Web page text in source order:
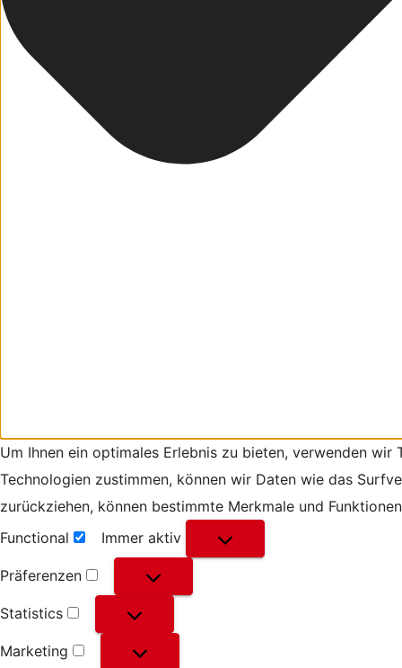
Um Ihnen ein optimales Erlebnis zu bieten, verwenden
Technologien zustimmen, können wir Daten wie das
zurückziehen, können bestimmte Merkmale und
Functional
Functional
Immer aktiv
Präferenzen
Präferenzen
Statistics
Statistics
Marketing
Marketing